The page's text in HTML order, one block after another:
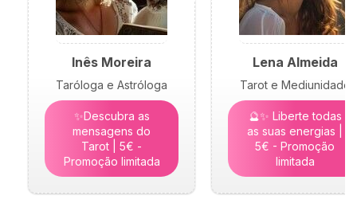
Inês Moreira
Taróloga e Astróloga
✨Descubra as
mensagens do
Tarot | 5€ -
Promoção limitada
Lena Almeida
Tarot e Mediunidade
🔮✨ Liberte todas
as suas energias |
5€ - Promoção
limitada